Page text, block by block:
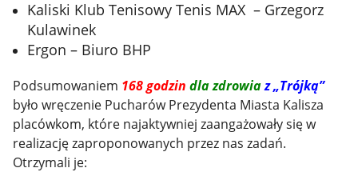
Kaliski Klub Tenisowy Tenis MAX – Grzegorz
Kulawinek
Ergon – Biuro BHP
Podsumowaniem 168 godzin dla zdrowiaz „Trójką”
było wręczenie Pucharów Prezydenta Miasta Kalisza
placówkom, które najaktywniej zaangażowały się w
realizację zaproponowanych przez nas zadań.
Otrzymali je: